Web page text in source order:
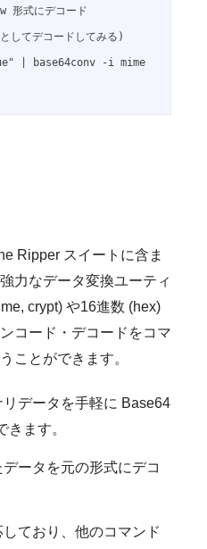
式にデコード
してデコードしてみる)
| base64conv -i mime
Ripper スイートに含ま
力なデータ変換ユーティ
crypt) や16進数 (hex)
コード・デコードをコマ
ことができます。
データを手軽に Base64
きます。
ータを元の形式にデコ
ており、他のコマンド